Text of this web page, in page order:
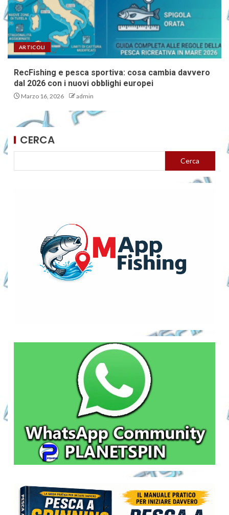
ARTICOLI
RecFishing e pesca sportiva: cosa cambia davvero
dal 2026 con i nuovi obblighi europei
Marzo 16, 2026 admin
CERCA
Cerca